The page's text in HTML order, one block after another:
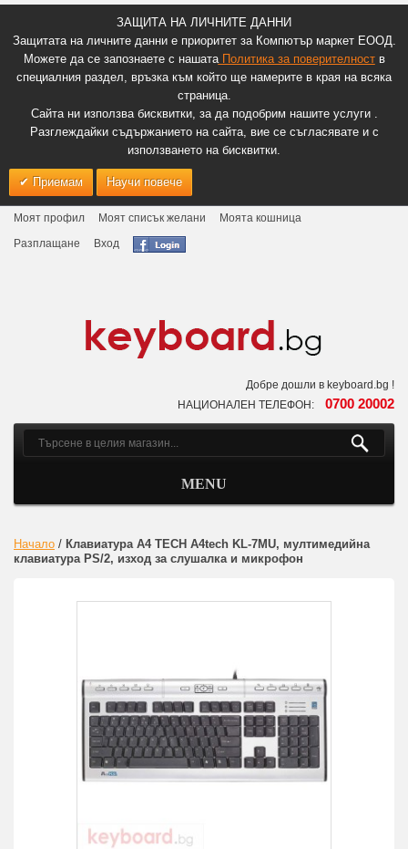
ЗАЩИТА НА ЛИЧНИТЕ ДАННИ
Защитата на личните данни е приоритет за Компютър маркет ЕООД.
Можете да се запознаете с нашатаПолитика за поверителноств
специалния раздел, връзка към който ще намерите в края на всяка
страница.
Сайта ни използва бисквитки, за да подобрим нашите услуги .
Разглеждайки съдържанието на сайта, вие се съгласявате и с
използването на бисквитки.
Приемам Научи повече
Моят профил Моят списък желани
Моята кошница
Разплащане
Вход
Добре дошли в keyboard.bg !
НАЦИОНАЛЕН ТЕЛЕФОН: 0700 20002
MENU
Начало / Клавиатура A4 TECH A4tech KL-7MU, мултимедийна
клавиатура PS/2, изход за слушалка и микрофон